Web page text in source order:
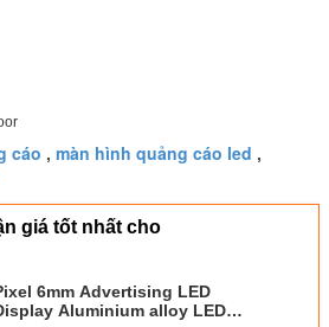
cáo , màn hình quảng cáo led ,
giá tốt nhất cho
6mm Advertising LED
Aluminium alloy LED